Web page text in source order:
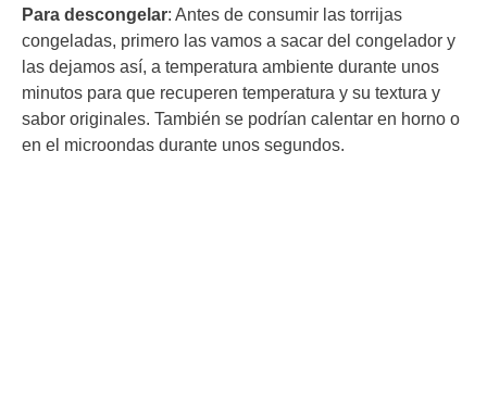
Para descongelar: Antes de consumir las torrijas
congeladas, primero las vamos a sacar del congelador y
las dejamos así, a temperatura ambiente durante unos
minutos para que recuperen temperatura y su textura y
sabor originales. También se podrían calentar en horno o
en el microondas durante unos segundos.